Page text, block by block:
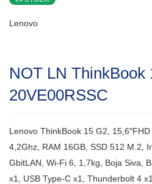
Lenovo
NOT LN ThinkBook
20VE00RSSC
Lenovo ThinkBook 15 G2,
4,2Ghz, RAM 16GB, SSD 512 M.2,
GbitLAN, Wi-Fi 6, 1,7kg, Boja Siva,
x1, USB Type-C x1, Thunderbolt 4